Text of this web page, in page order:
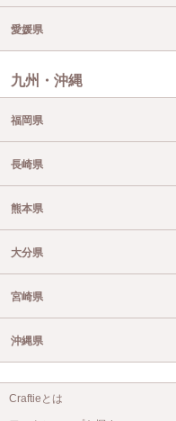
愛媛県
九州・沖縄
福岡県
長崎県
熊本県
大分県
宮崎県
沖縄県
Craftieとは